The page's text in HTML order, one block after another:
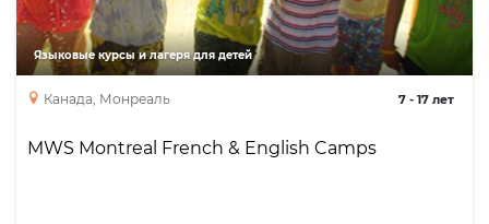
Языковые курсы и лагеря для детей
7 - 17 лет
Канада, Монреаль
MWS Montreal French & English Camps
обучения, мероприятий и экскурсий
ориентирована на конкретную возрастную
группу. Можно выбрать занятия английским
или французским языком, или скомбинировать